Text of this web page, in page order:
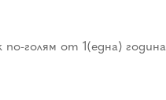
голям от 1(една)